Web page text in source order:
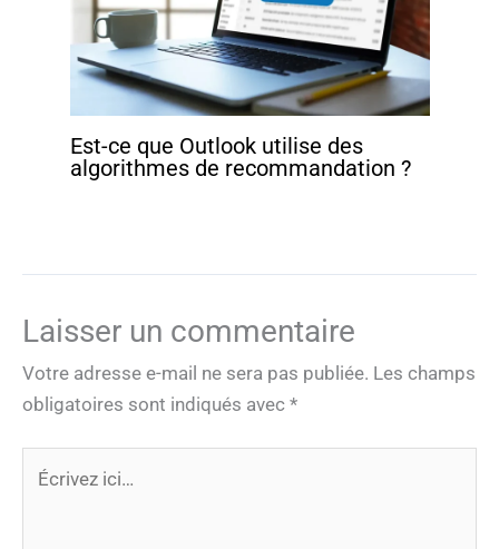
Est-ce que Outlook utilise des
algorithmes de recommandation ?
Laisser un commentaire
Votre adresse e-mail ne sera pas publiée. Les champs
obligatoires sont indiqués avec *